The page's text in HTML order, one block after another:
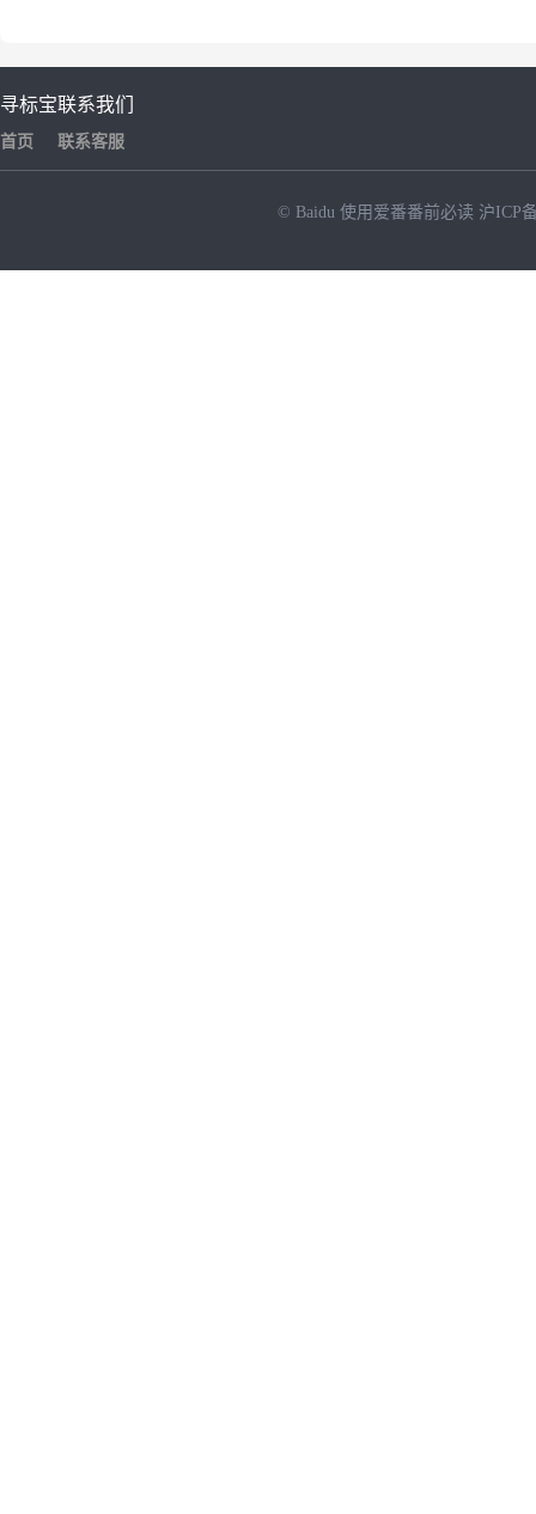
寻标宝
首页
联系我们
联系客服
© Baidu 使用爱番番前必读 沪ICP